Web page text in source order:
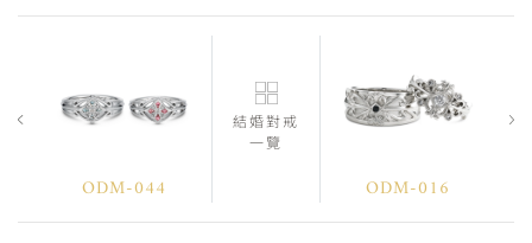
ODM-044
結婚對戒
一覽
ODM-016